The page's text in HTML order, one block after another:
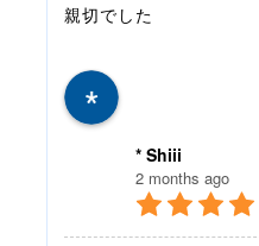
親切でした
* Shiii
2 months ago